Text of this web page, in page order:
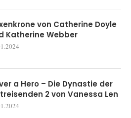
von Catherine Doyle
Katherine Webber
a Hero – Die Dynastie der
2 von Vanessa Len